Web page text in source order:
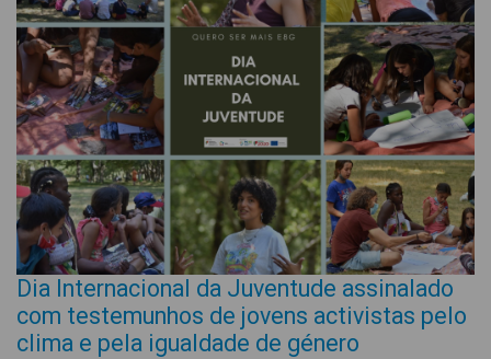
Dia Internacional da Juventude assinalado
com testemunhos de jovens activistas pelo
clima e pela igualdade de género